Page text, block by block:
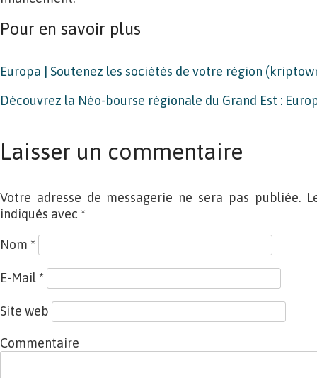
Pour en savoir plus
Europa | Soutenez les sociétés de votre région
Découvrez la Néo-bourse régionale du Grand Est :
Laisser un commentaire
Votre adresse de messagerie ne sera pas publiée.
indiqués avec *
Nom *
E-Mail *
Site web
Commentaire